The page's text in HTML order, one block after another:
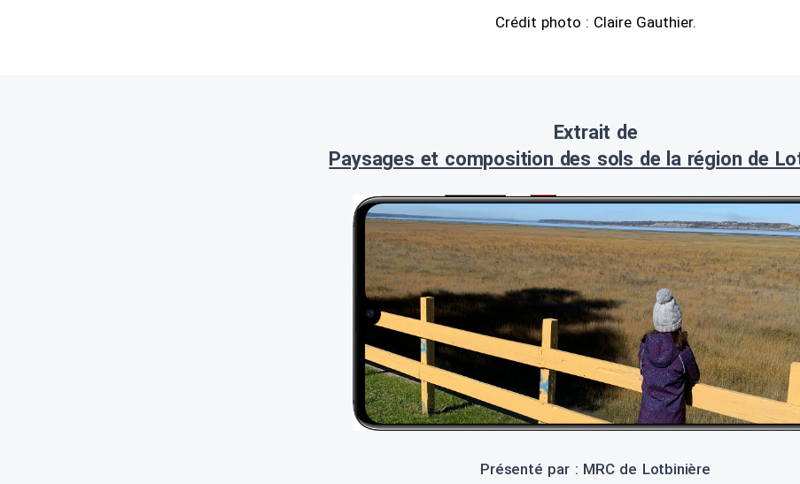
Crédit photo : Claire Gauthier.
Extrait de
Paysages et composition des sols de la région de
Présenté par : MRC de Lotbinière